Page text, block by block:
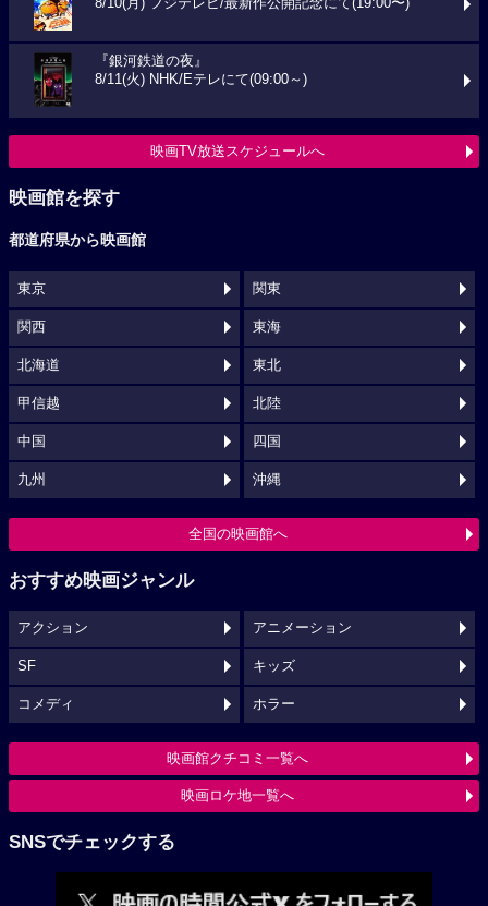
『銀河鉄道の夜』
8/11(火) NHK/Eテレにて(09:00～)
映画TV放送スケジュールへ
映画館を探す
都道府県から映画館
東京 関東
関西 東海
北海道 東北
甲信越 北陸
中国 四国
九州 沖縄
全国の映画館へ
おすすめ映画ジャンル
アクション アニメーション
SF キッズ
コメディ ホラー
映画館クチコミ一覧へ
映画ロケ地一覧へ
SNSでチェックする